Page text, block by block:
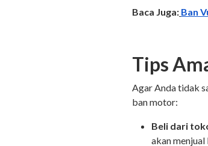
Baca Juga: Ban
Tips
Agar Anda tidak
ban motor:
Beli dari
akan